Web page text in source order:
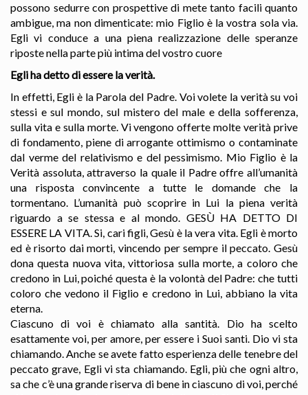
possono sedurre con prospettive di mete tanto facili quanto
ambigue, ma non dimenticate: mio Figlio è la vostra sola via.
Egli vi conduce a una piena realizzazione delle speranze
riposte nella parte più intima del vostro cuore
Egli ha detto di essere la verità.
In effetti, Egli è la Parola del Padre. Voi volete la verità su voi
stessi e sul mondo, sul mistero del male e della sofferenza,
sulla vita e sulla morte. Vi vengono offerte molte verità prive
di fondamento, piene di arrogante ottimismo o contaminate
dal verme del relativismo e del pessimismo. Mio Figlio è la
Verità assoluta, attraverso la quale il Padre offre all’umanità
una risposta convincente a tutte le domande che la
tormentano. L’umanità può scoprire in Lui la piena verità
riguardo a se stessa e al mondo. GESÙ HA DETTO DI
ESSERE LA VITA. Si, cari figli, Gesù è la vera vita. Egli è morto
ed è risorto dai morti, vincendo per sempre il peccato. Gesù
dona questa nuova vita, vittoriosa sulla morte, a coloro che
credono in Lui, poiché questa è la volontà del Padre: che tutti
coloro che vedono il Figlio e credono in Lui, abbiano la vita
eterna.
Ciascuno di voi è chiamato alla santità. Dio ha scelto
esattamente voi, per amore, per essere i Suoi santi. Dio vi sta
chiamando. Anche se avete fatto esperienza delle tenebre del
peccato grave, Egli vi sta chiamando. Egli, più che ogni altro,
sa che c’è una grande riserva di bene in ciascuno di voi, perché